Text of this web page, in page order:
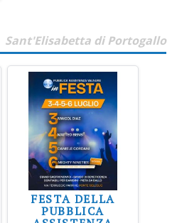
Sant'Elisabetta di Portogallo
FESTA DELLA
PUBBLICA